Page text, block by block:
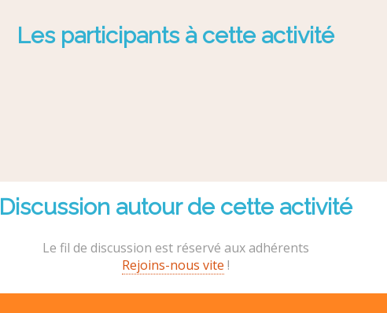
Les participants à cette activité
Discussion autour de cette activité
Le fil de discussion est réservé aux adhérents
Rejoins-nous vite !